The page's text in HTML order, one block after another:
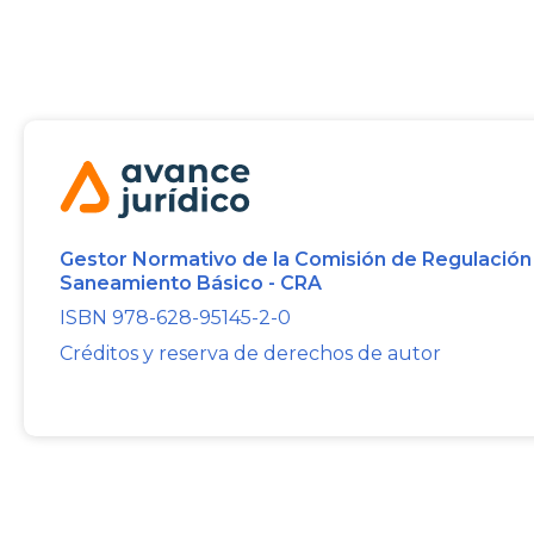
Gestor Normativo de la Comisión de
Saneamiento Básico - CRA
ISBN 978-628-95145-2-0
Créditos y reserva de derechos de autor